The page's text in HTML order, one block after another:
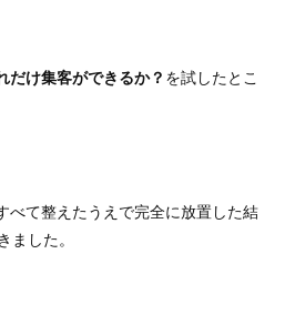
だけ集客ができるか？ を試したとこ
べて整えたうえで完全に放置した結
ました。